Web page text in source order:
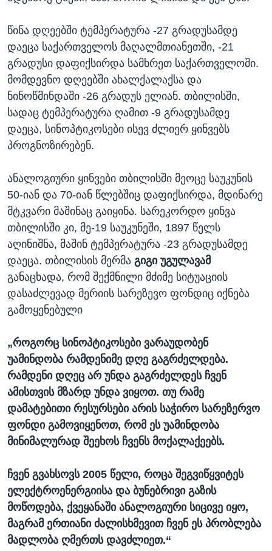
წინა დღეებში ტემპერატურა -27 გრადუსამდე
დაეცა საქართველოს მაღალმთიანეთში, -21
გრადუსი დაფიქსირდა სამხრეთ საქართველოში.
მომდევნო დღეებში ახალქალაქსა და
ნინოწმინდაში -26 გრადუს ელიან. თბილისში,
სადაც ტემპერატურა ღამით -9 გრადუსამდე
დაეცა, სინოპტიკოსები ისევ ძლიერ ყინვებს
პროგნოზირებენ.
ანალოგიური ყინვები თბილისში მეოცე საუკუნის
50-იან და 70-იან წლებშიც დაფიქსირდა, მდინარე
მტკვარი მაშინაც გაიყინა. სარეკორდო ყინვა
თბილისში კი, მე-19 საუკუნეში, 1897 წელს
აღინიშნა, მაშინ ტემპერატურა -23 გრადუსამდე
დაეცა. თბილისის მერმა გიგი უგულავამ
განაცხადა, რომ შექმნილი მძიმე სიტუაციის
დასაძლევად მერიის სარეზევო ფონდიც იქნება
გამოყენებული
„როგორც სინოპტიკოსები ვარაუდობენ
უამინდობა რამდენიმე დღე გაგრძელდება.
რამდენი დღეც არ უნდა გაგრძელდეს ჩვენ
ამისთვის მზარდ უნდა ვიყოთ. თუ რამე
დამატებითი რესურსები არის საჭირო სარეზერვო
ფონდი გამოვიყენოთ, რომ ეს უამინდობა
მინიმალურად შეეხოს ჩვენს მოქალაქეებს.
ჩვენ გვახსოვს 2005 წელი, როცა შეგვიწყვიტეს
ელექტროენერგიისა და ბუნებრივი გაზის
მოწოდება, ქვეყანაში ანალოგიური სიცივე იყო,
მაგრამ ერთიანი ძალისხმევით ჩვენ ეს პრობლება
მადლობა ღმერთს დავძლიეთ.“